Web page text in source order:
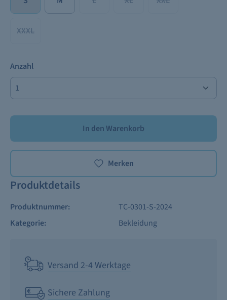
XXXL
Anzahl
In den Warenkorb
Merken
Produktdetails
Produktnummer:
TC-0301-S-2024
Kategorie:
Bekleidung
Versand 2-4 Werktage
Sichere Zahlung